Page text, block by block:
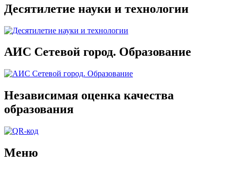
Десятилетие науки и технологии
АИС Сетевой город. Образование
Независимая оценка качества
образования
Меню